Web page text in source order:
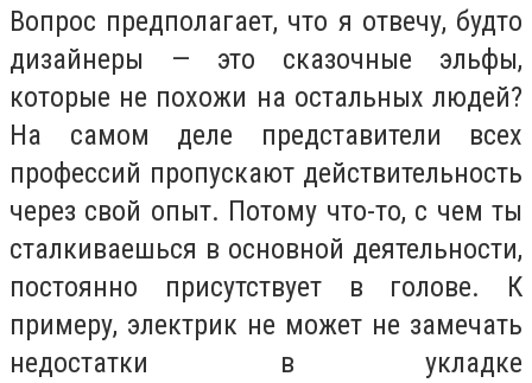
Вопрос предполагает, что я отвечу, будто
дизайнеры — это сказочные эльфы,
которые не похожи на остальных людей?
На самом деле представители всех
профессий пропускают действительность
через свой опыт. Потому что-то, с чем ты
сталкиваешься в основной деятельности,
постоянно присутствует в голове. К
примеру, электрик не может не замечать
недостатки в укладке